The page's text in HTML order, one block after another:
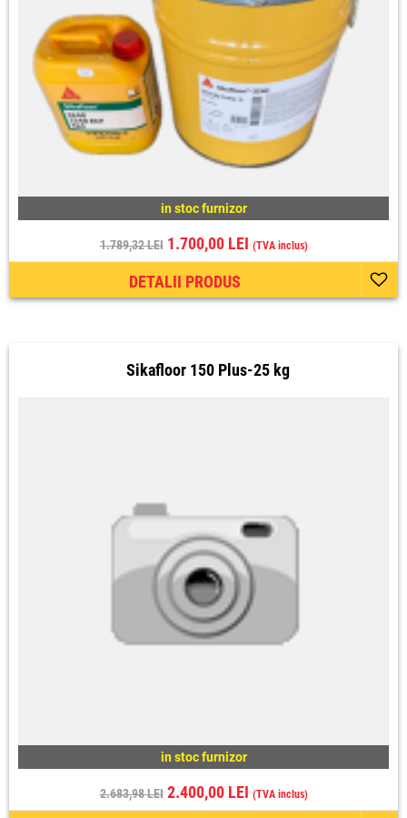
in stoc furnizor
1.789,32 LEI1.700,00 LEI (TVA inclus)
DETALII PRODUS
Sikafloor 150 Plus-25 kg
in stoc furnizor
2.683,98 LEI2.400,00 LEI (TVA inclus)